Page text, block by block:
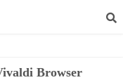
Browser